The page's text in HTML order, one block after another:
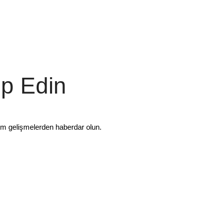
Edin
gelişmelerden haberdar olun.